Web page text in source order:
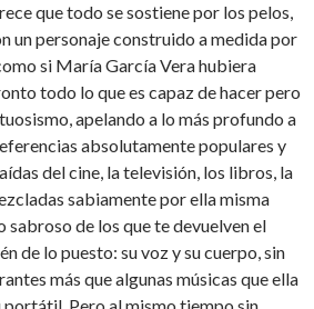
que todo se sostiene por los pelos,
un personaje construido a medida por
si María García Vera hubiera
todo lo que es capaz de hacer pero
apelando a lo más profundo a
absolutamente populares y
del cine, la televisión, los libros, la
sabiamente por ella misma
sabroso de los que te devuelven el
de lo puesto: su voz y su cuerpo, sin
más que algunas músicas que ella